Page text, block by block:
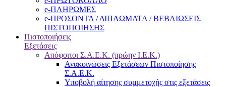
e-ΠΛΗΡΩΜΕΣ
e-ΠΡΟΣΟΝΤΑ / ΔΙΠΛΩΜΑΤΑ / ΒΕΒΑΙΩΣΕΙΣ
ΠΙΣΤΟΠΟΙΗΣΗΣ
Πιστοποιήσεις
Εξετάσεις
Απόφοιτοι Σ.Α.Ε.Κ. (πρώην Ι.Ε.Κ.)
Ανακοινώσεις Εξετάσεων Πιστοποίησης
Σ.Α.Ε.Κ.
Υποβολή αίτησης συμμετοχής στις εξετάσεις